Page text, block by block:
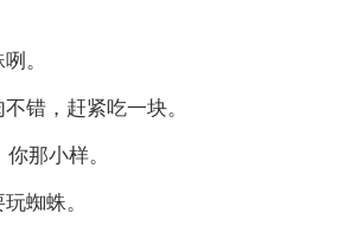
。
错，赶紧吃一块。
那小样。
蜘蛛。